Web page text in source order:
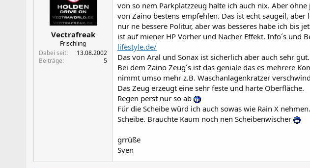
Vectrafreak
Frischling
Dabei seit
13.08.2002
Beiträge
5
von so nem Parkplatzzeug halte ich auch nix. Aber
von Zaino bestens empfehlen. Das ist echt saugeil, aber
nur ne bessere Politur, aber was besseres habe ich bis
ist auf miener HP Vorher und Nacher Effekt. Info´s und
lifestyle.de/
Das von Aral und Sonax ist sicherlich aber auch sehr gut.
Bei dem Zaino Zeug´s ist das geniale das es mehrere
nimmt umso mehr z.B. Waschanlagenkratzer
Das Zeug erzeugt eine sehr feste und harte Oberfläche.
Regen perst nur so ab
Für die Scheibe würd ich auch sowas wie Rain X
Scheibe. Brauchte Kaum noch nen Scheibenwischer
grrüße
Sven